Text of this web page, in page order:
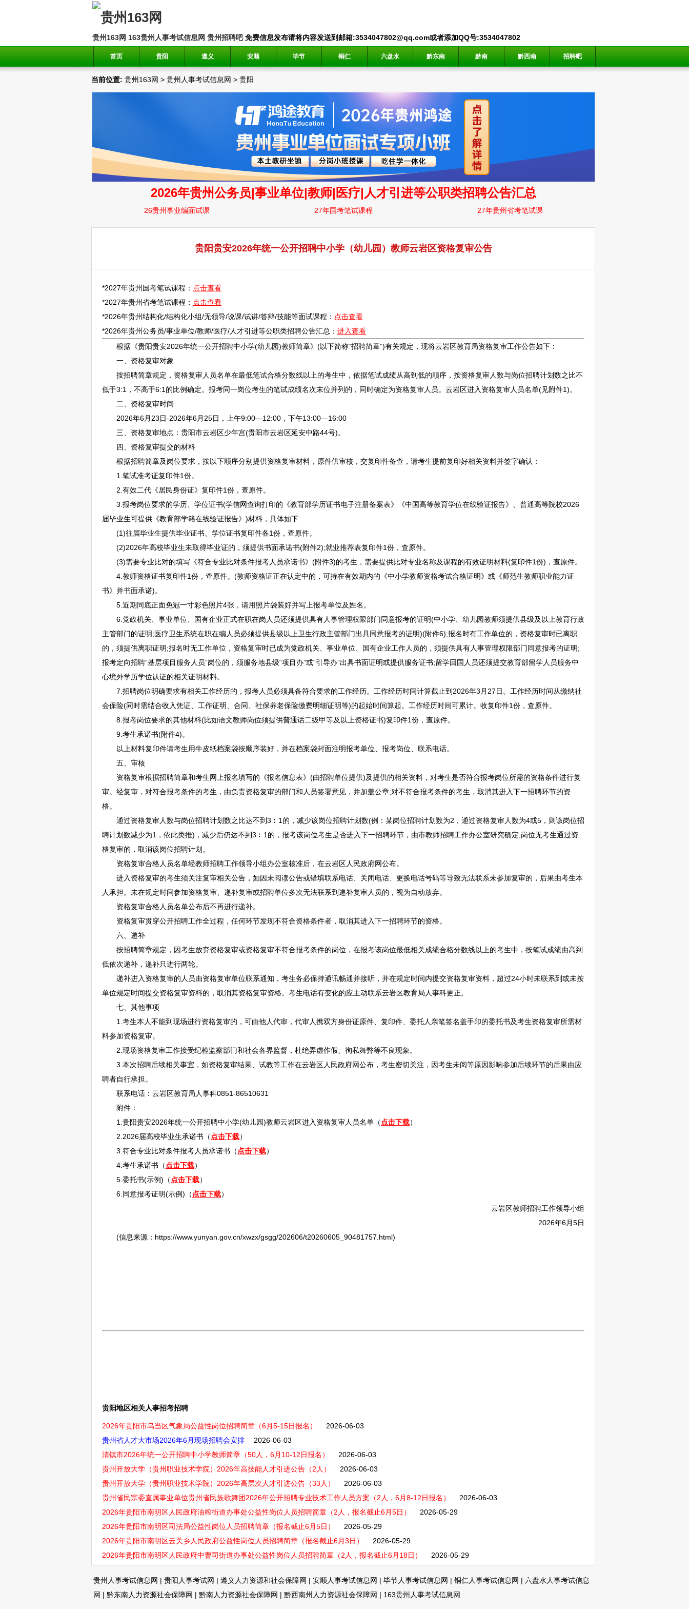
贵州163网 163贵州人事考试信息网 贵州招聘吧免费信息发布请将内容发送到邮箱:3534047802@qq.com或者添加QQ号:3534047802
首页 贵阳 遵义 安顺 毕节 铜仁 六盘水 黔东南 黔南 黔西南 招聘吧
当前位置: 贵州163网 > 贵州人事考试信息网 > 贵阳
贵阳贵安2026年统一公开招聘中小学（幼儿园）教师云岩区资格复审公告
*2027年贵州国考笔试课程： 点击查看
*2027年贵州省考笔试课程： 点击查看
*2026年贵州结构化/结构化小组/无领导/说课/试讲/答辩/技能等面试课程： 点击查看
*2026年贵州公务员/事业单位/教师/医疗/人才引进等公职类招聘公告汇总： 进入查看
根据《贵阳贵安2026年统一公开招聘中小学(幼儿园)教师简章》(以下简称“招聘简章”)有关规定，现将云岩区教育局资格复审工作公告如下：
一、资格复审对象
按招聘简章规定，资格复审人员名单在最低笔试合格分数线以上的考生中，依据笔试成绩从高到低的顺序，按资格复审人数与岗位招聘计划数之比不
低于3:1，不高于6:1的比例确定。报考同一岗位考生的笔试成绩名次末位并列的，同时确定为资格复审人员。 云岩区进入资格复审人员名单(见附件1)。
二、资格复审时间
2026年6月23日-2026年6月25日，上午9:00—12:00，下午13:00—16:00
三、资格复审地点： 贵阳市云岩区少年宫(贵阳市云岩区延安中路44号)。
四、资格复审提交的材料
根据招聘简章及岗位要求，按以下顺序分别提供资格复审材料，原件供审核，交复印件备查，请考生提前复印好相关资料并签字确认：
1.笔试准考证复印件1份。
2.有效二代《居民身份证》复印件1份，查原件。
3.报考岗位要求的学历、学位证书(学信网查询打印的《教育部学历证书电子注册备案表》《中国高等教育学位在线验证报告》、普通高等院校2026
届毕业生可提供《教育部学籍在线验证报告》)材料，具体如下:
(1)往届毕业生提供毕业证书、学位证书复印件各1份，查原件。
(2)2026年高校毕业生未取得毕业证的，须提供书面承诺书(附件2);就业推荐表复印件1份，查原件。
(3)需要专业比对的填写《符合专业比对条件报考人员承诺书》(附件3)的考生，需要提供比对专业名称及课程的有效证明材料(复印件1份)，查原件。
4. 教师资格证书复印件1份，查原件。(教师资格证正在认定中的，可持在有效期内的《中小学教师资格考试合格证明》或《师范生教师职业能力证
书》并书面承诺)。
5.近期同底正面免冠一寸彩色照片4张，请用照片袋装好并写上报考单位及姓名。
6.党政机关、 事业单位 、国有企业正式在职在岗人员还须提供具有人事管理权限部门同意报考的证明(中小学、幼儿园教师须提供县级及以上教育行政
主管部门的证明;医疗卫生系统在职在编人员必须提供县级以上卫生行政主管部门出具同意报考的证明)(附件6);报名时有工作单位的，资格复审时已离职
的，须提供离职证明;报名时无工作单位，资格复审时已成为党政机关、 事业单位 、国有企业工作人员的，须提供具有人事管理权限部门同意报考的证明;
报考定向招聘“基层项目服务人员”岗位的，须服务地县级“项目办”或“引导办”出具书面证明或提供服务证书;留学回国人员还须提交教育部留学人员服务中
心境外学历学位认证的相关证明材料。
7. 招聘岗位明确要求有相关工作经历的，报考人员必须具备符合要求的工作经历。工作经历时间计算截止到2026年3月27日。工作经历时间从缴纳社
会保险(同时需结合收入凭证、工作证明、合同、社保养老保险缴费明细证明等)的起始时间算起。工作经历时间可累计。收复印件1份，查原件。
8.报考岗位要求的其他材料(比如语文教师岗位须提供普通话二级甲等及以上资格证书)复印件1份，查原件。
9.考生承诺书(附件4)。
以上材料复印件请考生用牛皮纸档案袋按顺序装好，并在档案袋封面注明报考单位、报考岗位、联系电话。
五、审核
资格复审根据招聘简章和考生网上报名填写的《报名信息表》(由招聘单位提供)及提供的相关资料，对考生是否符合报考岗位所需的资格条件进行复
审。经复审，对符合报考条件的考生，由负责资格复审的部门和人员签署意见，并加盖公章;对不符合报考条件的考生，取消其进入下一招聘环节的资
格。
通过资格复审人数与岗位招聘计划数之比达不到3︰1的，减少该岗位招聘计划数(例：某岗位招聘计划数为2，通过资格复审人数为4或5，则该岗位招
聘计划数减少为1，依此类推)，减少后仍达不到3︰1的，报考该岗位考生是否进入下一招聘环节，由市教师招聘工作办公室研究确定;岗位无考生通过资
格复审的，取消该岗位招聘计划。
资格复审合格人员名单经教师招聘工作领导小组办公室核准后，在云岩区人民政府网公布。
进入资格复审的考生须关注复审相关公告，如因未阅读公告或错填联系电话、关闭电话、更换电话号码等导致无法联系未参加复审的，后果由考生本
人承担。未在规定时间参加资格复审、递补复审或招聘单位多次无法联系到递补复审人员的，视为自动放弃。
资格复审合格人员名单公布后不再进行递补。
资格复审贯穿公开招聘工作全过程，任何环节发现不符合资格条件者，取消其进入下一招聘环节的资格。
六、递补
按招聘简章规定，因考生放弃资格复审或资格复审不符合报考条件的岗位，在报考该岗位最低相关成绩合格分数线以上的考生中，按笔试成绩由高到
低依次递补，递补只进行两轮。
递补进入资格复审的人员由资格复审单位联系通知，考生务必保持通讯畅通并接听，并在规定时间内提交资格复审资料，超过24小时未联系到或未按
单位规定时间提交资格复审资料的，取消其资格复审资格。考生电话有变化的应主动联系云岩区教育局人事科更正。
七、其他事项
1.考生本人不能到现场进行资格复审的，可由他人代审，代审人携双方身份证原件、复印件、委托人亲笔签名盖手印的委托书及考生资格复审所需材
料参加资格复审。
2.现场资格复审工作接受纪检监察部门和社会各界监督，杜绝弄虚作假、徇私舞弊等不良现象。
3.本次招聘后续相关事宜，如资格复审结果、试教等工作在云岩区人民政府网公布，考生密切关注，因考生未阅等原因影响参加后续环节的后果由应
聘者自行承担。
联系电话： 云岩区教育局人事科0851-86510631
附件：
1. 贵阳贵安2026年统一公开招聘中小学(幼儿园)教师云岩区进入资格复审人员名单（ 点击下载）
2.2026届高校毕业生承诺书（ 点击下载）
3.符合专业比对条件报考人员承诺书（ 点击下载）
4.考生承诺书（ 点击下载）
5.委托书(示例)（ 点击下载）
6.同意报考证明(示例)（ 点击下载）
云岩区教师招聘工作领导小组
2026年6月5日
(信息来源：https://www.yunyan.gov.cn/xwzx/gsgg/202606/t20260605_90481757.html)
贵阳地区相关人事招考招聘
2026年贵阳市乌当区气象局公益性岗位招聘简章（6月5-15日报名）
2026-06-03
贵州省人才大市场2026年6月现场招聘会安排
2026-06-03
清镇市2026年统一公开招聘中小学教师简章（50人，6月10-12日报名）
2026-06-03
贵州开放大学（贵州职业技术学院）2026年高技能人才引进公告（2人）
2026-06-03
贵州开放大学（贵州职业技术学院）2026年高层次人才引进公告（33人）
2026-06-03
贵州省民宗委直属事业单位贵州省民族歌舞团2026年公开招聘专业技术工作人员方案（2人，6月8-12日报名）
2026-06-03
2026年贵阳市南明区人民政府油榨街道办事处公益性岗位人员招聘简章（2人，报名截止6月5日）
2026-05-29
2026年贵阳市南明区司法局公益性岗位人员招聘简章（报名截止6月5日）
2026-05-29
2026年贵阳市南明区云关乡人民政府公益性岗位人员招聘简章（报名截止6月3日）
2026-05-29
2026年贵阳市南明区人民政府中曹司街道办事处公益性岗位人员招聘简章（2人，报名截止6月18日）
2026-05-29
贵州人事考试信息网 | 贵阳人事考试网 | 遵义人力资源和社会保障网 | 安顺人事考试信息网 | 毕节人事考试信息网 | 铜仁人事考试信息网 | 六盘水人事考试信息
网 | 黔东南人力资源社会保障网 | 黔南人力资源社会保障网 | 黔西南州人力资源社会保障网 | 163贵州人事考试信息网